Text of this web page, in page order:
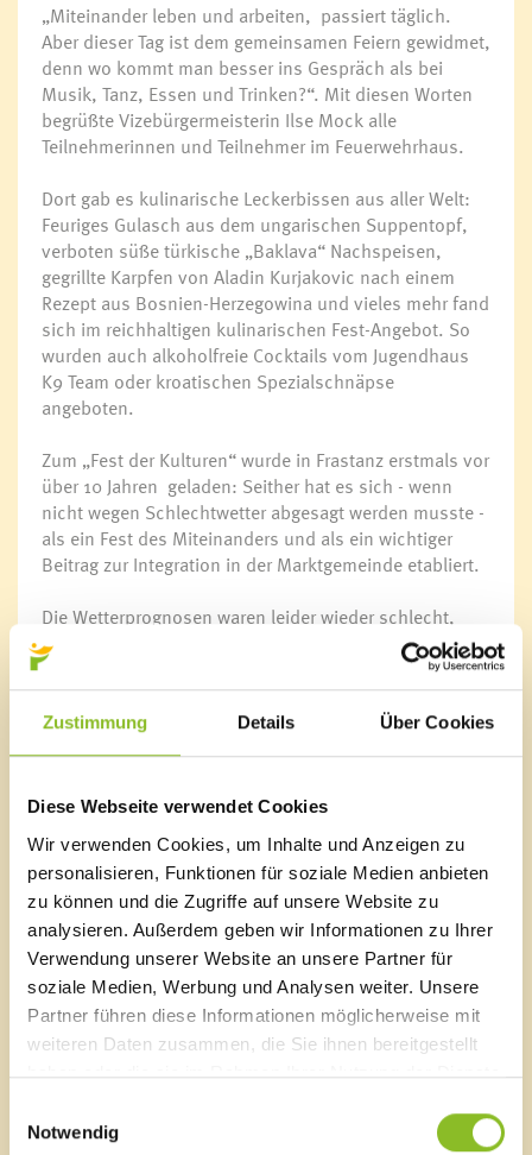
Zustimmung Details Über Cookies
Diese Webseite verwendet Cookies
Wir verwenden Cookies, um Inhalte und Anzeigen zu
personalisieren, Funktionen für soziale Medien anbieten
zu können und die Zugriffe auf unsere Website zu
analysieren. Außerdem geben wir Informationen zu Ihrer
Verwendung unserer Website an unsere Partner für
soziale Medien, Werbung und Analysen weiter. Unsere
Partner führen diese Informationen möglicherweise mit
weiteren Daten zusammen, die Sie ihnen bereitgestellt
haben oder die sie im Rahmen Ihrer Nutzung der Dienste
Notwendig
„Miteinander leben und arbeiten, passiert täglich.
Aber dieser Tag ist dem gemeinsamen Feiern gewidmet,
denn wo kommt man besser ins Gespräch als bei
Musik, Tanz, Essen und Trinken?“. Mit diesen Worten
begrüßte Vizebürgermeisterin Ilse Mock alle
Teilnehmerinnen und Teilnehmer im Feuerwehrhaus.
Dort gab es kulinarische Leckerbissen aus aller Welt:
Feuriges Gulasch aus dem ungarischen Suppentopf,
verboten süße türkische „Baklava“ Nachspeisen,
gegrillte Karpfen von Aladin Kurjakovic nach einem
Rezept aus Bosnien-Herzegowina und vieles mehr fand
sich im reichhaltigen kulinarischen Fest-Angebot. So
wurden auch alkoholfreie Cocktails vom Jugendhaus
K9 Team oder kroatischen Spezialschnäpse
angeboten.
Zum „Fest der Kulturen“ wurde in Frastanz erstmals vor
über 10 Jahren geladen: Seither hat es sich - wenn
nicht wegen Schlechtwetter abgesagt werden musste -
als ein Fest des Miteinanders und als ein wichtiger
Beitrag zur Integration in der Marktgemeinde etabliert.
Die Wetterprognosen waren leider wieder schlecht,
sodass sich die Organisatoren rund um
Vizebürgermeisterin Ilse Mock für eine Verlegung des
Festes vom Gemeindepark zum Feuerwehrhaus
entscheiden mussten. Wenngleich das Ambiente bei
Schönwetter im Park natürlich unvergleichlich ist - die
der Floriani-Jünger bestens.
Dazu trug der Musikverein Frastanz unter Kapellmeister
Martin Madlener mit flotter Musik natürlich wesentlich
bei. Neben den Vereinen bzw. Delegationen und
Bürgern aus Kroatien, Bosnien, dem Irak, der Türkei,
Ungarn und Afrika waren auch zahlreiche Ortsvereine
mit von der Partie: Der Tennisclub, der Trachtenverein,
der Weltladen, die Offene Jugendarbeit, der Kneipp-
Aktiv Club, die Spielgruppe Sonnenschein und auch
die Marktgemeinde selbst informierten an Ständen
über ihre Aktivitäten und Angebote. Ein
Luftballonwettbewerb und ein Quiz sorgten zusätzlich
für Abwechslung und Unterhaltung.